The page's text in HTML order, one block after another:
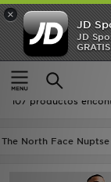
×
JD
JD
Página principal
Hombre -
107 productos
The North Face Nuptse
Hombre
Mujer
Niños